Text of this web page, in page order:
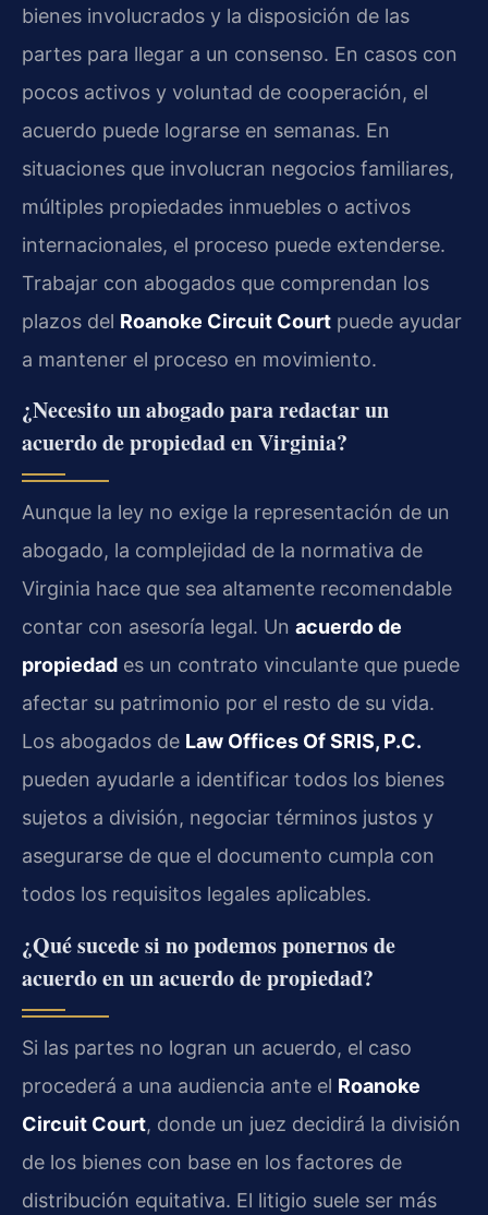
bienes involucrados y la disposición de las
partes para llegar a un consenso. En casos con
pocos activos y voluntad de cooperación, el
acuerdo puede lograrse en semanas. En
situaciones que involucran negocios familiares,
múltiples propiedades inmuebles o activos
internacionales, el proceso puede extenderse.
Trabajar con abogados que comprendan los
plazos del Roanoke Circuit Court puede ayudar
a mantener el proceso en movimiento.
¿Necesito un abogado para redactar un
acuerdo de propiedad en Virginia?
Aunque la ley no exige la representación de un
abogado, la complejidad de la normativa de
Virginia hace que sea altamente recomendable
contar con asesoría legal. Un acuerdo de
propiedad es un contrato vinculante que puede
afectar su patrimonio por el resto de su vida.
Los abogados de Law Offices Of SRIS, P.C.
pueden ayudarle a identificar todos los bienes
sujetos a división, negociar términos justos y
asegurarse de que el documento cumpla con
todos los requisitos legales aplicables.
¿Qué sucede si no podemos ponernos de
acuerdo en un acuerdo de propiedad?
Si las partes no logran un acuerdo, el caso
procederá a una audiencia ante el Roanoke
Circuit Court, donde un juez decidirá la división
de los bienes con base en los factores de
distribución equitativa. El litigio suele ser más